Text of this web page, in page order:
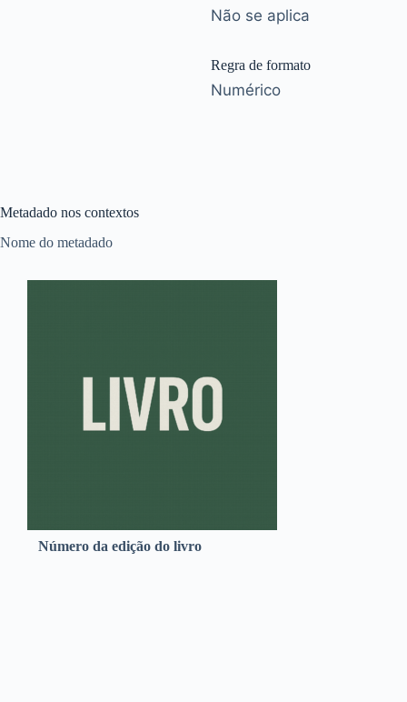
Não se aplica
Regra de formato
Numérico
Metadado nos contextos
Nome do metadado
Número da edição do livro